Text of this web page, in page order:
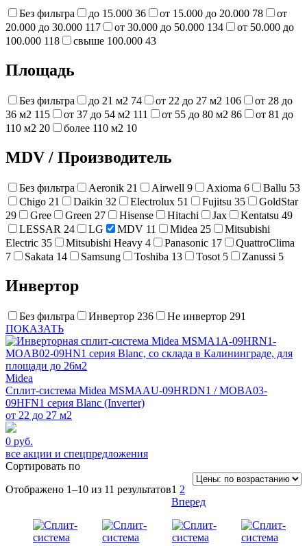
Без фильтра до 15.000 36 от 15.000 до 20.000 78
от
20.000 до 30.000 117 от 30.000 до 50.000 134
от 50.000 до
100.000 118 свыше 100.000 43
Площадь
Без фильтра до 21 м2 74 от 22 до 27 м2 106
от 28 до
36 м2 115 от 37 до 54 м2 111 от 55 до 80 м2 86
от 81 до
110 м2 20 более 110 м2 10
MDV / Производитель
Без фильтра Aeronik 21 Airwell 9 Axioma 6 Ballu 53
Chigo 21 Daikin 32 Electrolux 51 Fujitsu 35
GoldStar
29
Gree Green 27 Hisense Hitachi Jax Kentatsu 49
LESSAR 24 LG MDV 11 Midea 25
Mitsubishi
Electric 35 Mitsubishi Heavy 4 Panasonic 17
QuattroClima
7
Sakata 14 Samsung Toshiba 13 Tosot 5 Zanussi 5
Инвертор
Без фильтра Инвертор 236 Не инвертор 291
ПОКАЗАТЬ
Midea
Сплит-система Midea MSMAAU-09HRDN1 / MOBA03-
09HFN1 серия Blanc (Inverter)
от 22 до 27 м2
0 руб.
все акции и спецпредложения
Сортировать по
Отображено 1–10 из 11 результатов1 2
Вперед